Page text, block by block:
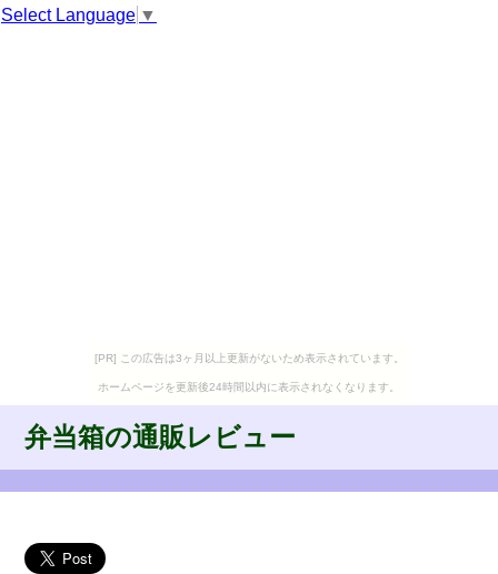
Select Language ▼
[PR] この広告は3ヶ月以上更新がないため表示されています。
ホームページを更新後24時間以内に表示されなくなります。
弁当箱の通販レビュー